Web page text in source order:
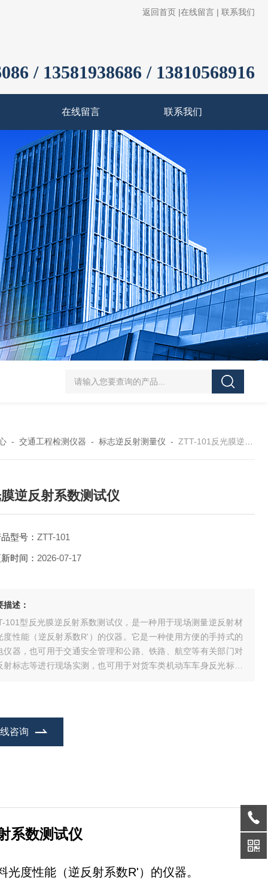
返回首页 |在线留言 | 联系我们
/ 13581938686 / 13810568916
在线留言 联系我们
100型漆膜落锤冲击测试仪交通U型板 ZTT-970C通信管道静摩擦系
- 交通工程检测仪器 - 标志逆反射测量仪 - ZTT-101反光膜逆反射系数测试仪
逆反射系数测试仪
型号： ZTT-101
时间： 2026-07-17
描述：
101型反光膜逆反射系数测试仪，是一种用于现场测量逆反射材
度性能（逆反射系数R'）的仪器。它是一种使用方便的手持式的
仪器，也可用于交通安全管理和公路、铁路、航空等有关部门对
射标志等进行现场实测，也可用于对货车类机动车车身反光标识
咨询
系数测试仪
光度性能（逆反射系数R'）的仪器。